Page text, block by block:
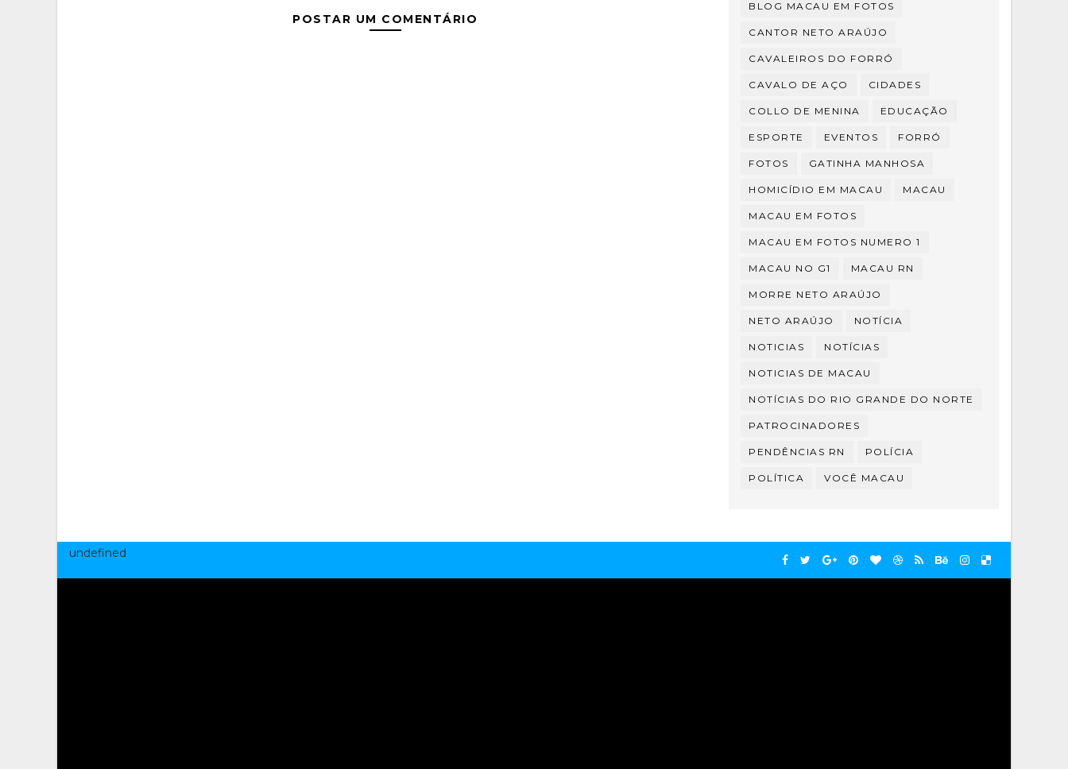
POSTAR UM COMENTÁRIO
BLOG MACAU EM FOTOS
CANTOR NETO ARAÚJO
CAVALEIROS DO FORRÓ
CAVALO DE AÇO CIDADES
COLLO DE MENINA EDUCAÇÃO
ESPORTE EVENTOS FORRÓ
FOTOS GATINHA MANHOSA
HOMICÍDIO EM MACAU MACAU
MACAU EM FOTOS
MACAU EM FOTOS NUMERO 1
MACAU NO G1 MACAU RN
MORRE NETO ARAÚJO
NETO ARAÚJO NOTÍCIA
NOTICIAS NOTÍCIAS
NOTICIAS DE MACAU
NOTÍCIAS DO RIO GRANDE DO NORTE
PATROCINADORES
PENDÊNCIAS RN POLÍCIA
POLÍTICA VOCÊ MACAU
undefined